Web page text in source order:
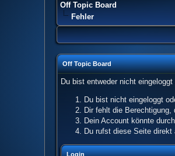
Off Topic Board
Fehler
Off Topic Board
Du bist entweder nicht
Du bist nicht eingeloggt
Dir fehlt die
Dein Account könnte
Du rufst diese Seite
Login